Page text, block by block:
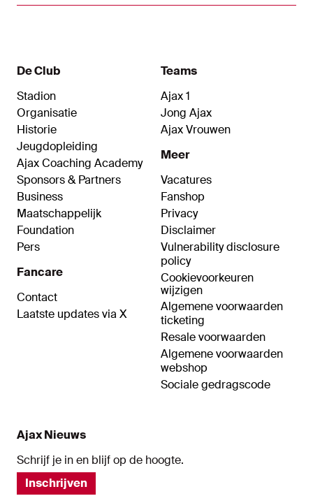
De Club
Stadion
Organisatie
Historie
Jeugdopleiding
Ajax Coaching Academy
Sponsors & Partners
Business
Maatschappelijk
Foundation
Pers
Fancare
Contact
Laatste updates via X
Teams
Ajax 1
Jong Ajax
Ajax Vrouwen
Meer
Vacatures
Fanshop
Privacy
Disclaimer
Vulnerability disclosure
policy
Cookievoorkeuren
wijzigen
Algemene voorwaarden
ticketing
Resale voorwaarden
Algemene voorwaarden
webshop
Sociale gedragscode
Ajax Nieuws
Schrijf je in en blijf op de hoogte.
Inschrijven